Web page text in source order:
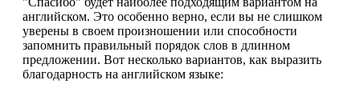
английском. Это особенно верно, если вы не слишком
уверены в своем произношении или способности
запомнить правильный порядок слов в длинном
предложении. Вот несколько вариантов, как выразить
благодарность на английском языке: